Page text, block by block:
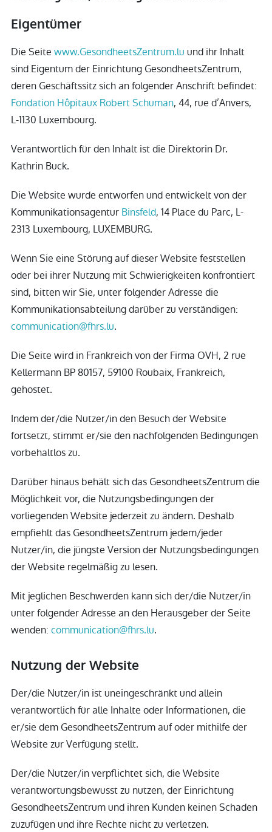
Eigentümer
Die Seite www.GesondheetsZentrum.lu und ihr Inhalt
sind Eigentum der Einrichtung GesondheetsZentrum,
deren Geschäftssitz sich an folgender Anschrift befindet:
Fondation Hôpitaux Robert Schuman, 44, rue d’Anvers,
L-1130 Luxembourg.
Verantwortlich für den Inhalt ist die Direktorin Dr.
Kathrin Buck.
Die Website wurde entworfen und entwickelt von der
Kommunikationsagentur Binsfeld, 14 Place du Parc, L-
2313 Luxembourg, LUXEMBURG.
Wenn Sie eine Störung auf dieser Website feststellen
oder bei ihrer Nutzung mit Schwierigkeiten konfrontiert
sind, bitten wir Sie, unter folgender Adresse die
Kommunikationsabteilung darüber zu verständigen:
communication@fhrs.lu.
Die Seite wird in Frankreich von der Firma OVH, 2 rue
Kellermann BP 80157, 59100 Roubaix, Frankreich,
gehostet.
Indem der/die Nutzer/in den Besuch der Website
fortsetzt, stimmt er/sie den nachfolgenden Bedingungen
vorbehaltlos zu.
Darüber hinaus behält sich das GesondheetsZentrum die
Möglichkeit vor, die Nutzungsbedingungen der
vorliegenden Website jederzeit zu ändern. Deshalb
empfiehlt das GesondheetsZentrum jedem/jeder
Nutzer/in, die jüngste Version der Nutzungsbedingungen
der Website regelmäßig zu lesen.
Mit jeglichen Beschwerden kann sich der/die Nutzer/in
unter folgender Adresse an den Herausgeber der Seite
wenden: communication@fhrs.lu.
Nutzung der Website
Der/die Nutzer/in ist uneingeschränkt und allein
verantwortlich für alle Inhalte oder Informationen, die
er/sie dem GesondheetsZentrum auf oder mithilfe der
Website zur Verfügung stellt.
Der/die Nutzer/in verpflichtet sich, die Website
verantwortungsbewusst zu nutzen, der Einrichtung
GesondheetsZentrum und ihren Kunden keinen Schaden
zuzufügen und ihre Rechte nicht zu verletzen.